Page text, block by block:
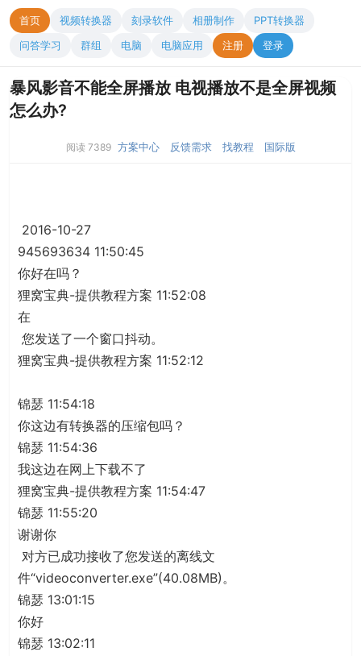
首页 视频转换器 刻录软件 相册制作
PPT转换器
问答学习
群组 电脑 电脑应用 注册 登录
暴风影音不能全屏播放 电视播放不是全屏视频
怎么办?
阅读 7389 方案中心 反馈需求 找教程 国际版
2016-10-27
945693634 11:50:45
你好在吗？
狸窝宝典-提供教程方案 11:52:08
在
您发送了一个窗口抖动。
狸窝宝典-提供教程方案 11:52:12
锦瑟 11:54:18
你这边有转换器的压缩包吗？
锦瑟 11:54:36
我这边在网上下载不了
狸窝宝典-提供教程方案 11:54:47
锦瑟 11:55:20
谢谢你
对方已成功接收了您发送的离线文
件“videoconverter.exe”(40.08MB)。
锦瑟 13:01:15
你好
锦瑟 13:02:11